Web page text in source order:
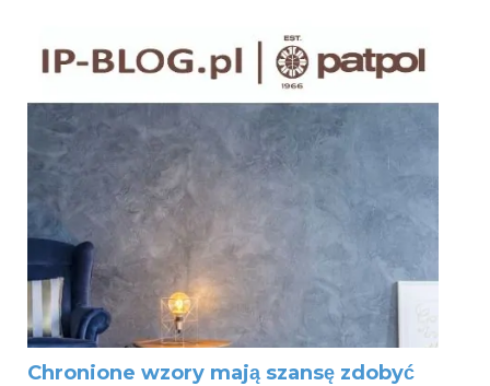
Chronione wzory mają szansę zdobyć